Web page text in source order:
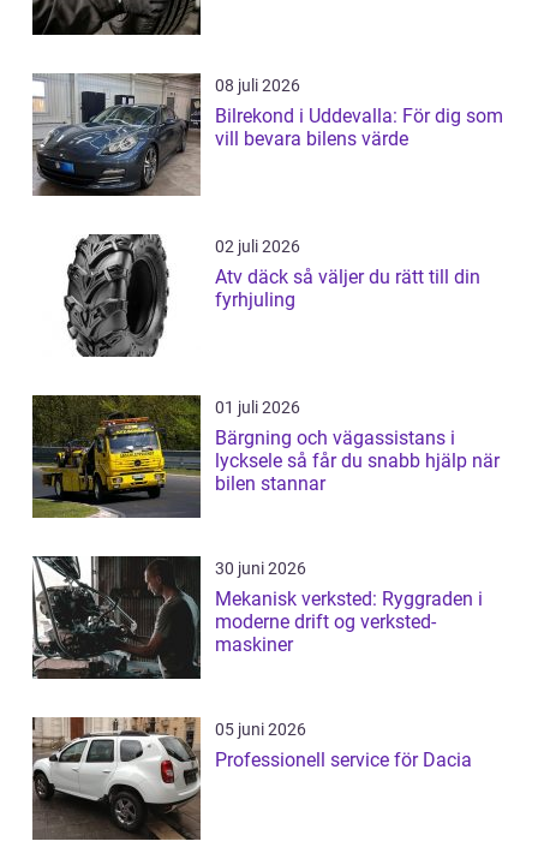
08 juli 2026
Bilrekond i Uddevalla: För dig som
vill bevara bilens värde
02 juli 2026
Atv däck så väljer du rätt till din
fyrhjuling
01 juli 2026
Bärgning och vägassistans i
lycksele så får du snabb hjälp när
bilen stannar
30 juni 2026
Mekanisk verksted: Ryggraden i
moderne drift og verksted-
maskiner
05 juni 2026
Professionell service för Dacia